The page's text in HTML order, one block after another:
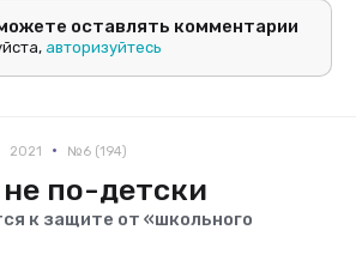
оставлять комментарии
авторизуйтесь
2021 • №6 (194)
по-детски
к защите от «школьного